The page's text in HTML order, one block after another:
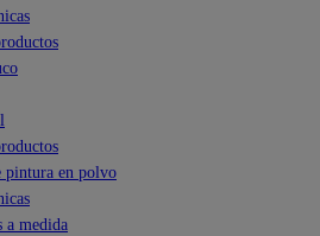
pintura en polvo
a medida